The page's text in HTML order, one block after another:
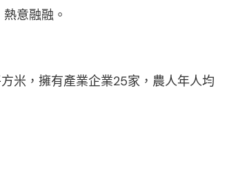
意融融。
米，擁有產業企業25家，農人年人均